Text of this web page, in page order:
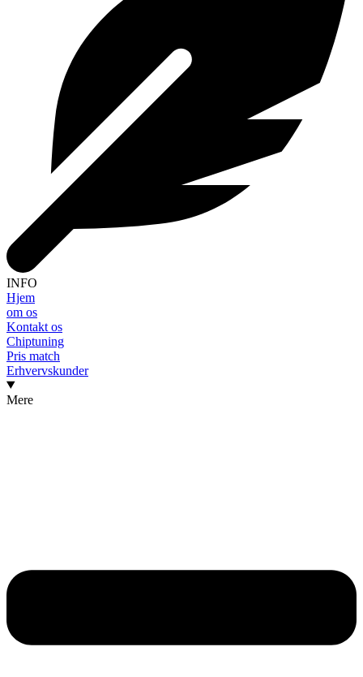
INFO
Hjem
om os
Kontakt os
Chiptuning
Pris match
Erhvervskunder
Mere